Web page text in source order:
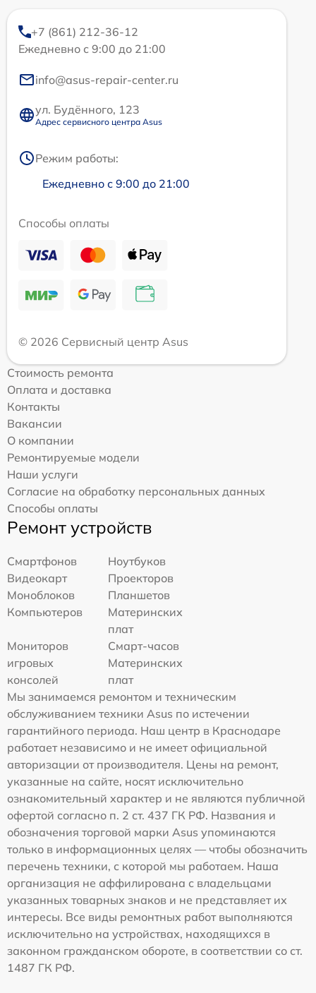
+7 (861) 212-36-12
Ежедневно с 9:00 до 21:00
info@asus-repair-center.ru
ул. Будённого, 123
Адрес сервисного центра Asus
Режим работы:
Ежедневно с 9:00 до 21:00
Способы оплаты
© 2026 Сервисный центр Asus
Стоимость ремонта
Оплата и доставка
Контакты
Вакансии
О компании
Ремонтируемые модели
Наши услуги
Согласие на обработку персональных данных
Способы оплаты
Ремонт устройств
Смартфонов
Ноутбуков
Видеокарт
Проекторов
Моноблоков
Планшетов
Компьютеров
Материнских
плат
Мониторов
Смарт-часов
игровых
консолей
Материнских
плат
Мы занимаемся ремонтом и техническим
обслуживанием техники Asus по истечении
гарантийного периода. Наш центр в Краснодаре
работает независимо и не имеет официальной
авторизации от производителя. Цены на ремонт,
указанные на сайте, носят исключительно
ознакомительный характер и не являются публичной
офертой согласно п. 2 ст. 437 ГК РФ. Названия и
обозначения торговой марки Asus упоминаются
только в информационных целях — чтобы обозначить
перечень техники, с которой мы работаем. Наша
организация не аффилирована с владельцами
указанных товарных знаков и не представляет их
интересы. Все виды ремонтных работ выполняются
исключительно на устройствах, находящихся в
законном гражданском обороте, в соответствии со ст.
1487 ГК РФ.